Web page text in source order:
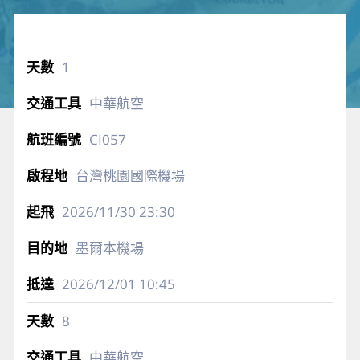
1
中華航空
CI057
台灣桃園國際機場
2026/11/30 23:30
墨爾本機場
2026/12/01 10:45
8